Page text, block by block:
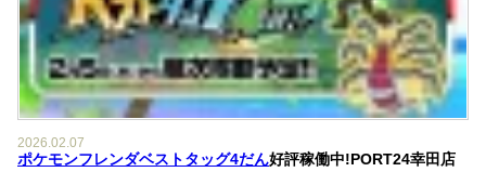
2026.02.07
ポケモンフレンダベストタッグ4だん好評稼働中!PORT24幸田店